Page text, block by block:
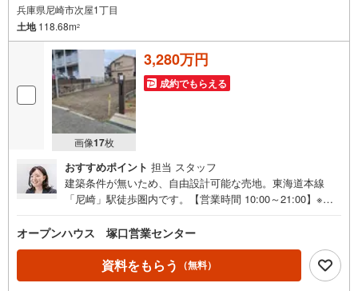
「自分らしい家」と「安心できる将来」
どちらもフロンティアで叶えませんか？
当日の現地見学・FP相談も受付中です
兵庫県尼崎市次屋1丁目
土地118.68m2
画像17枚
3,280万円
成約でもらえる
おすすめポイント 担当 スタッフ
建築条件が無いため、自由設計可能な売地。東海道本線
「尼崎」駅徒歩圏内です。【営業時間 10:00～21:00】※水
ぜひお気軽にご連絡ください！現地を見学される場合は
「室内・現地を見学する（無料）」ボタンよりご希望の日
時をご記入いただけますとスムーズにご案内が可能です。
◎現地のご案内について・平日や夜遅い時間帯もご案内が
オープンハウス 塚口営業センター
資料をもらう （無料）